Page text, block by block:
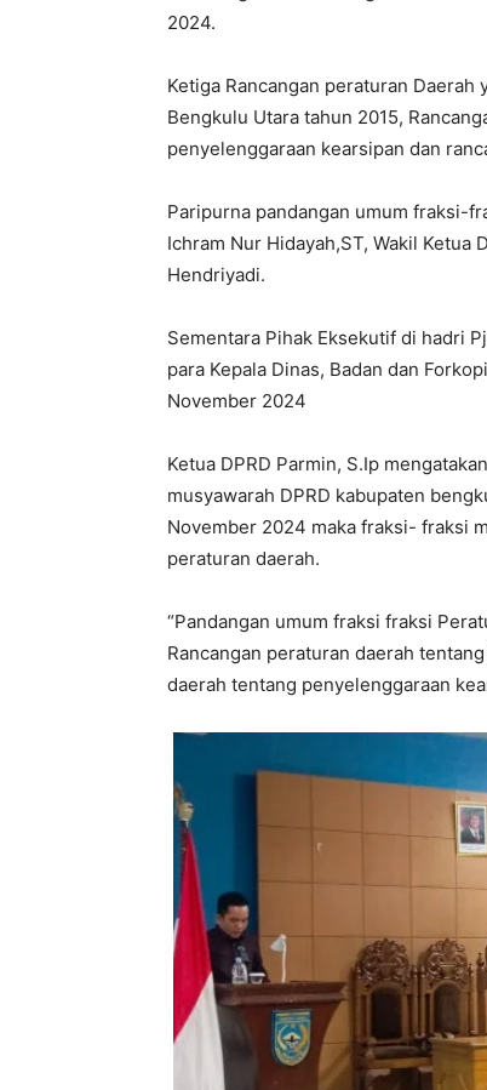
2024.
Ketiga Rancangan peraturan
Bengkulu Utara tahun 2015,
penyelenggaraan kearsipan dan
Paripurna pandangan umum fraksi-
Ichram Nur Hidayah,ST, Wakil
Hendriyadi.
Sementara Pihak Eksekutif di hadri
para Kepala Dinas, Badan dan
November 2024
Ketua DPRD Parmin, S.Ip
musyawarah DPRD kabupaten
November 2024 maka fraksi- fraksi
peraturan daerah.
“Pandangan umum fraksi fraksi
Rancangan peraturan daerah
daerah tentang penyelenggaraan